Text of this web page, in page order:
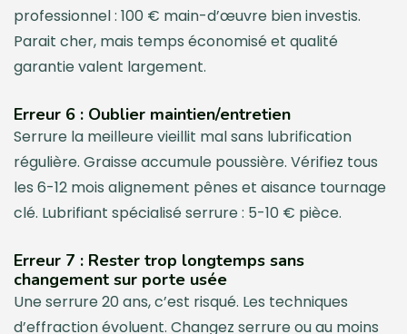
professionnel : 100 € main-d’œuvre bien investis.
Parait cher, mais temps économisé et qualité
garantie valent largement.
Erreur 6 : Oublier maintien/entretien
Serrure la meilleure vieillit mal sans lubrification
régulière. Graisse accumule poussière. Vérifiez tous
les 6-12 mois alignement pênes et aisance tournage
clé. Lubrifiant spécialisé serrure : 5-10 € pièce.
Erreur 7 : Rester trop longtemps sans
changement sur porte usée
Une serrure 20 ans, c’est risqué. Les techniques
d’effraction évoluent. Changez serrure ou au moins